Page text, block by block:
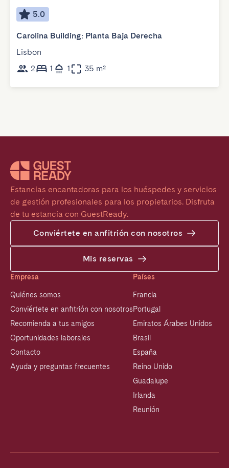
5.0
Carolina Building: Planta Baja Derecha
Lisbon
2
1 1 35 m²
Estancias encantadoras para los huéspedes y servicios
de gestión profesionales para los propietarios. Disfruta
de tu estancia con GuestReady.
Conviértete en anfitrión con nosotros
Mis reservas
Empresa
Quiénes somos
Conviértete en anfitrión con nosotros
Recomienda a tus amigos
Oportunidades laborales
Contacto
Ayuda y preguntas frecuentes
Países
Francia
Portugal
Emiratos Árabes Unidos
Brasil
España
Reino Unido
Guadalupe
Irlanda
Reunión